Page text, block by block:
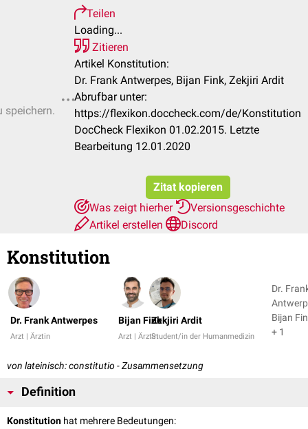
speichern.
Teilen
Loading...
Zitieren
Artikel Konstitution:
Dr. Frank Antwerpes, Bijan Fink, Zekjiri Ardit
Abrufbar unter:
https://flexikon.doccheck.com/de/Konstitution
DocCheck Flexikon 01.02.2015. Letzte
Bearbeitung 12.01.2020
Zitat kopieren
Was zeigt hierher
Versionsgeschichte
Artikel erstellen
Discord
Konstitution
Dr. Frank Antwerpes
Arzt | Ärztin
Bijan Fink
Arzt | Ärztin
Zekjiri Ardit
Student/in der Humanmedizin
Dr.
Bijan
+ 1
von lateinisch: constitutio - Zusammensetzung
Definition
Konstitution hat mehrere Bedeutungen: